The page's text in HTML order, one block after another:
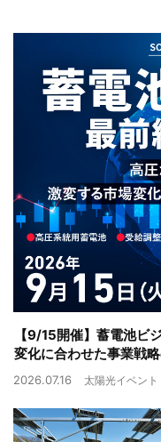
【9/15開催】蓄電池ビ
変化に合わせた事業戦
2026.07.16 太陽光イベント